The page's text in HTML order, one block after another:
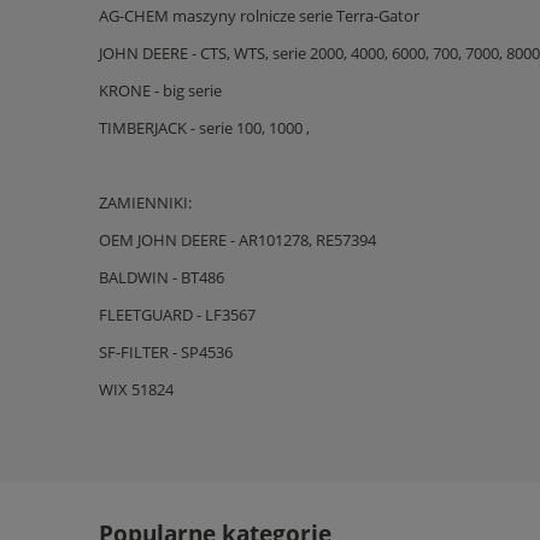
AG-CHEM maszyny rolnicze serie Terra-Gator
JOHN DEERE - CTS, WTS, serie 2000, 4000, 6000, 700, 7000,
KRONE - big serie
TIMBERJACK - serie 100, 1000 ,
ZAMIENNIKI:
OEM JOHN DEERE - AR101278, RE57394
BALDWIN - BT486
FLEETGUARD - LF3567
SF-FILTER - SP4536
WIX 51824
Popularne kategorie